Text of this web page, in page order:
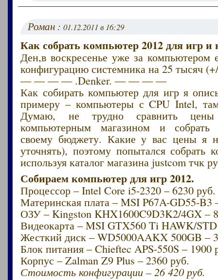
Роман :01.12.2011 в 16:29
Как собрать компьютер 2012 для игр и
Ден,в воскресенье уже за компьютером
конфигурацию системника на 25 тысяч
— — — — .Denker. — — — —
Как собирать компьютер для игр я
примеру – компьютеры с CPU Intel,
Думаю, не трудно сравнить
компьютерным магазином и
своему бюджету. Какие у вас цены я
уточнять), поэтому попытался собрать
используя каталог магазина justcom тчк
Собираем компьютер для игр 2012.
Процессор – Intel Core i5-2320 – 6230 руб.
Материнская плата – MSI P67A-GD55-B3
ОЗУ – Kingston KHX1600C9D3K2/4GX –
Видеокарта – MSI GTX560 Ti HAWK/
Жесткий диск – WD5000AAKX 500GB –
Блок питания – Chieftec APS-550S – 1900
Корпус – Zalman Z9 Plus – 2360 руб.
Стоимость конфигурации – 26 420 руб.